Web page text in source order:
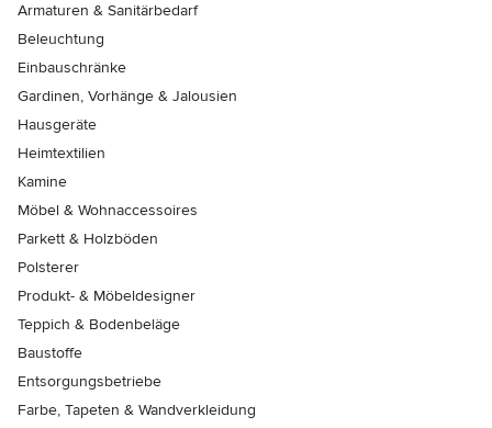
Armaturen & Sanitärbedarf
Beleuchtung
Einbauschränke
Gardinen, Vorhänge & Jalousien
Hausgeräte
Heimtextilien
Kamine
Möbel & Wohnaccessoires
Parkett & Holzböden
Polsterer
Produkt- & Möbeldesigner
Teppich & Bodenbeläge
Baustoffe
Entsorgungsbetriebe
Farbe, Tapeten & Wandverkleidung